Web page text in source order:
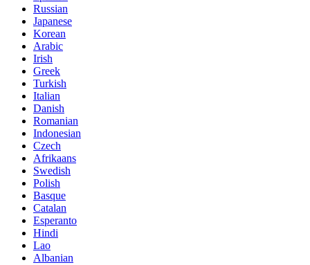
Russian
Japanese
Korean
Arabic
Irish
Greek
Turkish
Italian
Danish
Romanian
Indonesian
Czech
Afrikaans
Swedish
Polish
Basque
Catalan
Esperanto
Hindi
Lao
Albanian